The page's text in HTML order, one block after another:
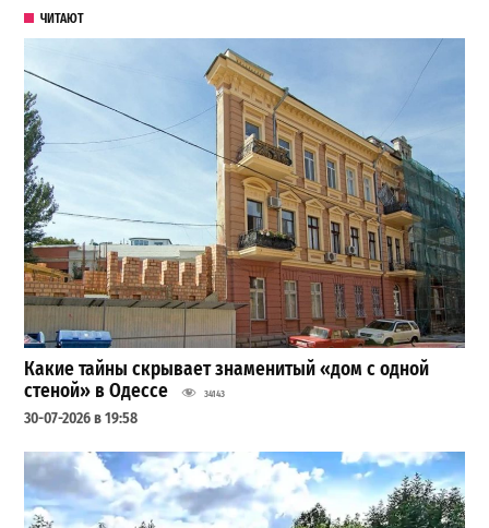
ЧИТАЮТ
Какие тайны скрывает знаменитый «дом с одной
стеной» в Одессе
34143
30-07-2026 в 19:58